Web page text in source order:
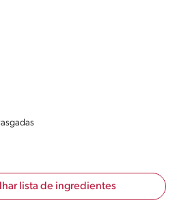
lista de ingredientes